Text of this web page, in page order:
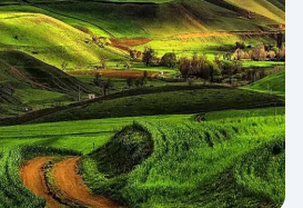
دیدنی آن کدام فصل است؟